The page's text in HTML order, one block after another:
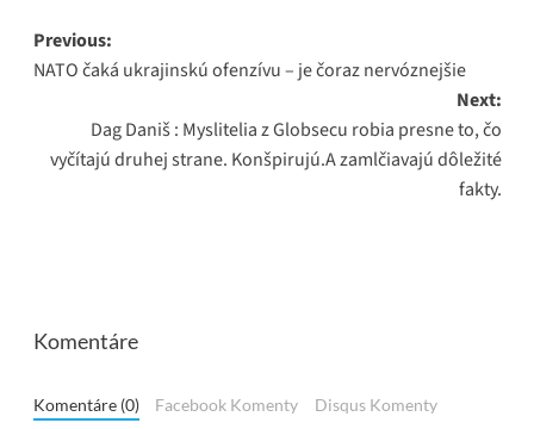
Post
navigation
Previous:
NATO čaká ukrajinskú ofenzívu – je čoraz nervóznejšie
Next:
Dag Daniš : Myslitelia z Globsecu robia presne to, čo
vyčítajú druhej strane. Konšpirujú.A zamlčiavajú dôležité
fakty.
Komentáre
Komentáre (0) Facebook Komenty Disqus Komenty